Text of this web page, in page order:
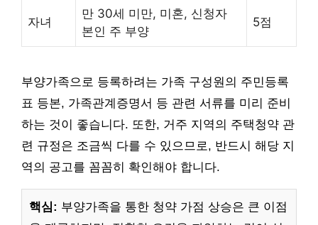
자녀
만 30세 미만, 미혼, 신청자
본인 주 부양
5점
부양가족으로 등록하려는 가족 구성원의 주민등록
표 등본, 가족관계증명서 등 관련 서류를 미리 준비
하는 것이 좋습니다. 또한, 거주 지역의 주택청약 관
련 규정은 조금씩 다를 수 있으므로, 반드시 해당 지
역의 공고를 꼼꼼히 확인해야 합니다.
핵심: 부양가족을 통한 청약 가점 상승은 큰 이점